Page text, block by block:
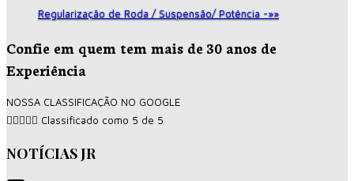
Regularização de Roda / Suspensão/ Potência -»»
Confie em quem tem mais de 30 anos de
Experiência
NOSSA CLASSIFICAÇÃO NO GOOGLE
 Classificado como 5 de 5
NOTÍCIAS JR